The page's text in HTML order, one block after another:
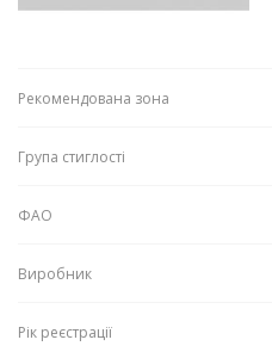
Рекомендована зона
Група стиглості
ФАО
Виробник
Рік реєстрації